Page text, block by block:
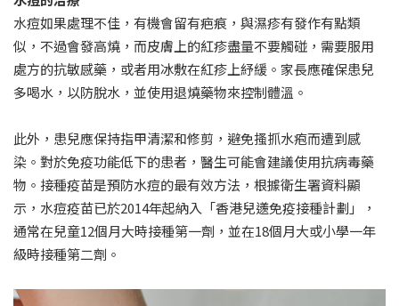
水痘如果處理不佳，有機會留有疤痕，與濕疹有發作有點類
似，不過會發高燒，而皮膚上的紅疹盡量不要觸碰，需要服用
處方的抗敏感藥，或者用冰敷在紅疹上紓緩。家長應確保患兒
多喝水，以防脫水，並使用退燒藥物來控制體溫。
此外，患兒應保持指甲清潔和修剪，避免搔抓水疱而遭到感
染。對於免疫功能低下的患者，醫生可能會建議使用抗病毒藥
物。接種疫苗是預防水痘的最有效方法，根據衛生署資料顯
示，水痘疫苗已於2014年起納入「香港兒䢭免疫接種計劃」，
通常在兒童12個月大時接種第一劑，並在18個月大或小學一年
級時接種第二劑。